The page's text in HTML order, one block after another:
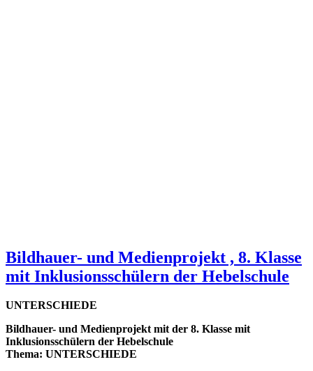
Bildhauer- und Medienprojekt , 8. Klasse
mit Inklusionsschülern der Hebelschule
UNTERSCHIEDE
Bildhauer- und Medienprojekt mit der 8. Klasse mit
Inklusionsschülern der Hebelschule
Thema: UNTERSCHIEDE